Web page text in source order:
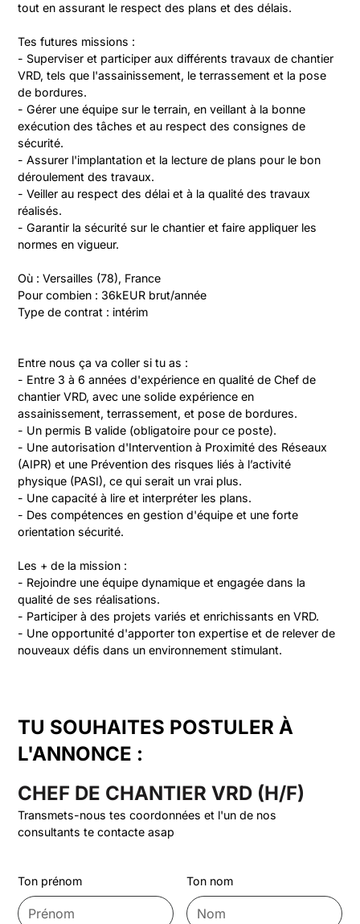
tout en assurant le respect des plans et des délais.
Tes futures missions :
- Superviser et participer aux différents travaux de chantier
VRD, tels que l'assainissement, le terrassement et la pose
de bordures.
- Gérer une équipe sur le terrain, en veillant à la bonne
exécution des tâches et au respect des consignes de
sécurité.
- Assurer l'implantation et la lecture de plans pour le bon
déroulement des travaux.
- Veiller au respect des délai et à la qualité des travaux
réalisés.
- Garantir la sécurité sur le chantier et faire appliquer les
normes en vigueur.
Où : Versailles (78), France
Pour combien : 36kEUR brut/année
Type de contrat : intérim
Entre nous ça va coller si tu as :
- Entre 3 à 6 années d'expérience en qualité de Chef de
chantier VRD, avec une solide expérience en
assainissement, terrassement, et pose de bordures.
- Un permis B valide (obligatoire pour ce poste).
- Une autorisation d'Intervention à Proximité des Réseaux
(AIPR) et une Prévention des risques liés à l’activité
physique (PASI), ce qui serait un vrai plus.
- Une capacité à lire et interpréter les plans.
- Des compétences en gestion d'équipe et une forte
orientation sécurité.
Les + de la mission :
- Rejoindre une équipe dynamique et engagée dans la
qualité de ses réalisations.
- Participer à des projets variés et enrichissants en VRD.
- Une opportunité d'apporter ton expertise et de relever de
nouveaux défis dans un environnement stimulant.
TU SOUHAITES POSTULER À
L'ANNONCE :
CHEF DE CHANTIER VRD (H/F)
Transmets-nous tes coordonnées et l'un de nos
consultants te contacte asap
Ton prénom Ton nom